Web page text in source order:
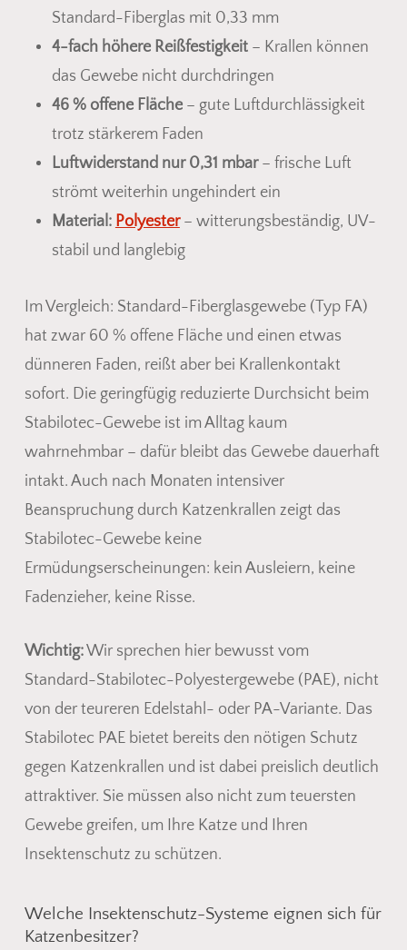
Standard-Fiberglas mit 0,33 mm
4-fach höhere Reißfestigkeit– Krallen können
das Gewebe nicht durchdringen
46 % offene Fläche– gute Luftdurchlässigkeit
trotz stärkerem Faden
Luftwiderstand nur 0,31 mbar– frische Luft
strömt weiterhin ungehindert ein
Material: Polyester– witterungsbeständig, UV-
stabil und langlebig
Im Vergleich: Standard-Fiberglasgewebe (Typ FA)
hat zwar 60 % offene Fläche und einen etwas
dünneren Faden, reißt aber bei Krallenkontakt
sofort. Die geringfügig reduzierte Durchsicht beim
Stabilotec-Gewebe ist im Alltag kaum
wahrnehmbar – dafür bleibt das Gewebe dauerhaft
intakt. Auch nach Monaten intensiver
Beanspruchung durch Katzenkrallen zeigt das
Stabilotec-Gewebe keine
Ermüdungserscheinungen: kein Ausleiern, keine
Fadenzieher, keine Risse.
Wichtig:Wir sprechen hier bewusst vom
Standard-Stabilotec-Polyestergewebe (PAE), nicht
von der teureren Edelstahl- oder PA-Variante. Das
Stabilotec PAE bietet bereits den nötigen Schutz
gegen Katzenkrallen und ist dabei preislich deutlich
attraktiver. Sie müssen also nicht zum teuersten
Gewebe greifen, um Ihre Katze und Ihren
Insektenschutz zu schützen.
Welche Insektenschutz-Systeme eignen sich für
Katzenbesitzer?